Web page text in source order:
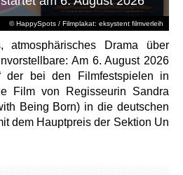
© HappySpots / Filmplakat: eksystent filmverleih
atmosphärisches Drama über
Am 6. August 2026
der bei den Filmfestspielen in
Film von Regisseurin Sandra
Being Born) in die deutschen
dem Hauptpreis der Sektion Un